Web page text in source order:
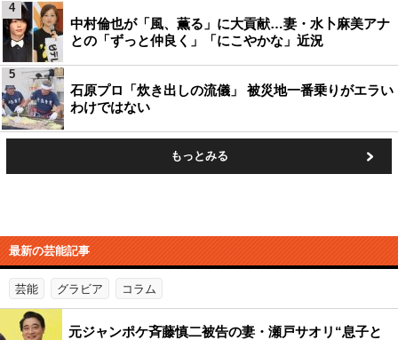
中村倫也が「風、薫る」に大貢献…妻・水卜麻美アナ
との「ずっと仲良く」「にこやかな」近況
4
石原プロ「炊き出しの流儀」 被災地一番乗りがエラい
わけではない
5
もっとみる
最新の芸能記事
芸能 グラビア コラム
元ジャンポケ斉藤慎二被告の妻・瀬戸サオリ“息子と